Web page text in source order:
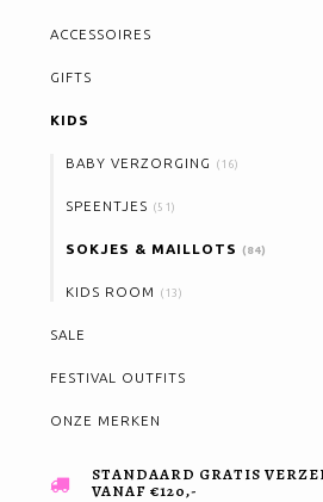
ACCESSOIRES
GIFTS
KIDS
BABY VERZORGING (16)
SPEENTJES (51)
SOKJES & MAILLOTS (84)
KIDS ROOM (13)
SALE
FESTIVAL OUTFITS
ONZE MERKEN
STANDAARD GRATIS
VANAF €120,-